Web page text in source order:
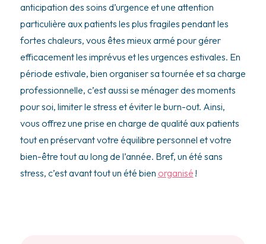
anticipation des soins d’urgence et une attention
particulière aux patients les plus fragiles pendant les
fortes chaleurs, vous êtes mieux armé pour gérer
efficacement les imprévus et les urgences estivales. En
période estivale, bien organiser sa tournée et sa charge
professionnelle, c’est aussi se ménager des moments
pour soi, limiter le stress et éviter le burn-out. Ainsi,
vous offrez une prise en charge de qualité aux patients
tout en préservant votre équilibre personnel et votre
bien-être tout au long de l’année. Bref, un été sans
stress, c’est avant tout un été bien organisé !